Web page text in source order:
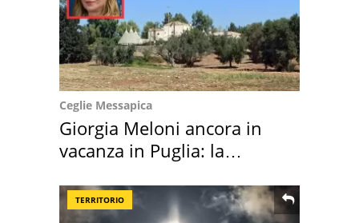
Ceglie Messapica
Giorgia Meloni ancora in
vacanza in Puglia: la
TERRITORIO